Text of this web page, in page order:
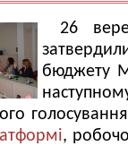
26
бюджету
,